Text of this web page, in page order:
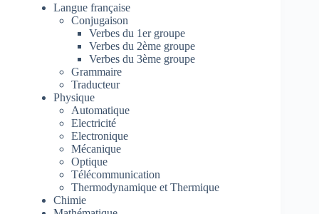
Langue française
Conjugaison
Verbes du 1er groupe
Verbes du 2ème groupe
Verbes du 3ème groupe
Grammaire
Traducteur
Physique
Automatique
Electricité
Electronique
Mécanique
Optique
Télécommunication
Thermodynamique et Thermique
Chimie